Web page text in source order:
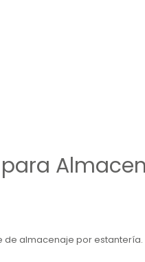
almacenaje por estantería.